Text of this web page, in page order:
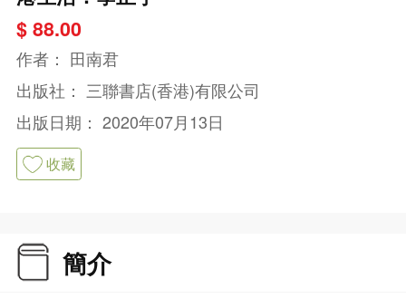
$ 88.00
作者： 田南君
出版社： 三聯書店(香港)有限公司
出版日期： 2020年07月13日
收藏
簡介